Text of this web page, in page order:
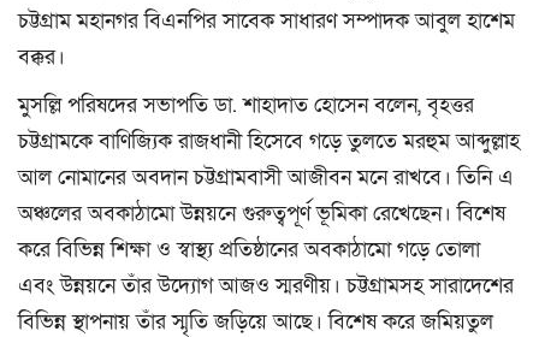
চট্টগ্রাম মহানগর বিএনপির সাবেক সাধারণ সম্পাদক আবুল হাশেম
বক্কর।
মুসল্লি পরিষদের সভাপতি ডা. শাহাদাত হোসেন বলেন, বৃহত্তর
চট্টগ্রামকে বাণিজ্যিক রাজধানী হিসেবে গড়ে তুলতে মরহুম আব্দুল্লাহ
আল নোমানের অবদান চট্টগ্রামবাসী আজীবন মনে রাখবে। তিনি এ
অঞ্চলের অবকাঠামো উন্নয়নে গুরুত্বপূর্ণ ভূমিকা রেখেছেন। বিশেষ
করে বিভিন্ন শিক্ষা ও স্বাস্থ্য প্রতিষ্ঠানের অবকাঠামো গড়ে তোলা
এবং উন্নয়নে তাঁর উদ্যোগ আজও স্মরণীয়। চট্টগ্রামসহ সারাদেশের
বিভিন্ন স্থাপনায় তাঁর স্মৃতি জড়িয়ে আছে। বিশেষ করে জমিয়তুল